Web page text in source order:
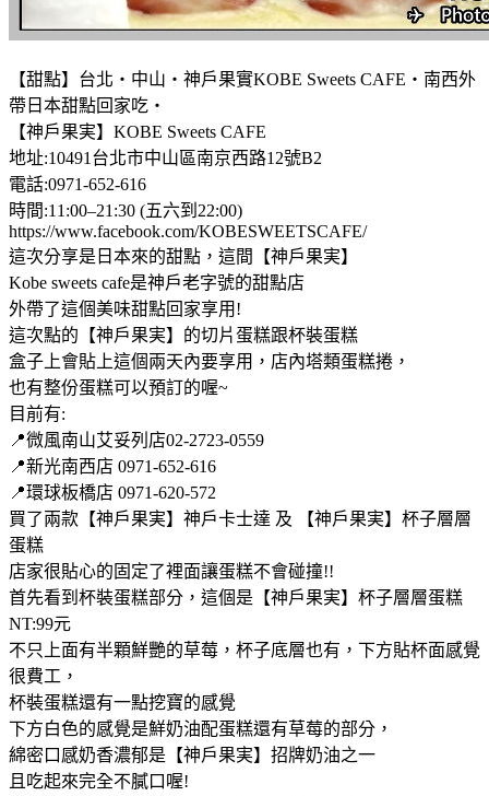
【甜點】台北‧中山‧神戶果實KOBE Sweets CAFE‧南西外
帶日本甜點回家吃‧
【神戶果実】KOBE Sweets CAFE
地址:10491台北市中山區南京西路12號B2
電話:0971-652-616
時間:11:00–21:30 (五六到22:00)
https://www.facebook.com/KOBESWEETSCAFE/
這次分享是日本來的甜點，這間【神戶果実】
Kobe sweets cafe是神戶老字號的甜點店
外帶了這個美味甜點回家享用!
這次點的【神戶果実】的切片蛋糕跟杯裝蛋糕
盒子上會貼上這個兩天內要享用，店內塔類蛋糕捲，
也有整份蛋糕可以預訂的喔~
目前有:
📍微風南山艾妥列店02-2723-0559
📍新光南西店 0971-652-616
📍環球板橋店 0971-620-572
買了兩款【神戶果実】神戶卡士達 及 【神戶果実】杯子層層
蛋糕
店家很貼心的固定了裡面讓蛋糕不會碰撞!!
首先看到杯裝蛋糕部分，這個是【神戶果実】杯子層層蛋糕
NT:99元
不只上面有半顆鮮艷的草莓，杯子底層也有，下方貼杯面感覺
很費工，
杯裝蛋糕還有一點挖寶的感覺
下方白色的感覺是鮮奶油配蛋糕還有草莓的部分，
綿密口感奶香濃郁是【神戶果実】招牌奶油之一
且吃起來完全不膩口喔!